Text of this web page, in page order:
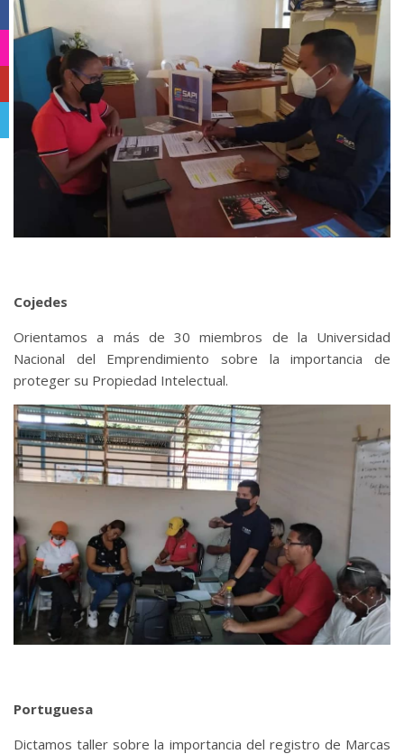
Cojedes
Orientamos a más de 30 miembros de la Universidad
Nacional del Emprendimiento sobre la importancia de
proteger su Propiedad Intelectual.
Portuguesa
Dictamos taller sobre la importancia del registro de Marcas
Facebook
Instagram
YouTube
Telegram